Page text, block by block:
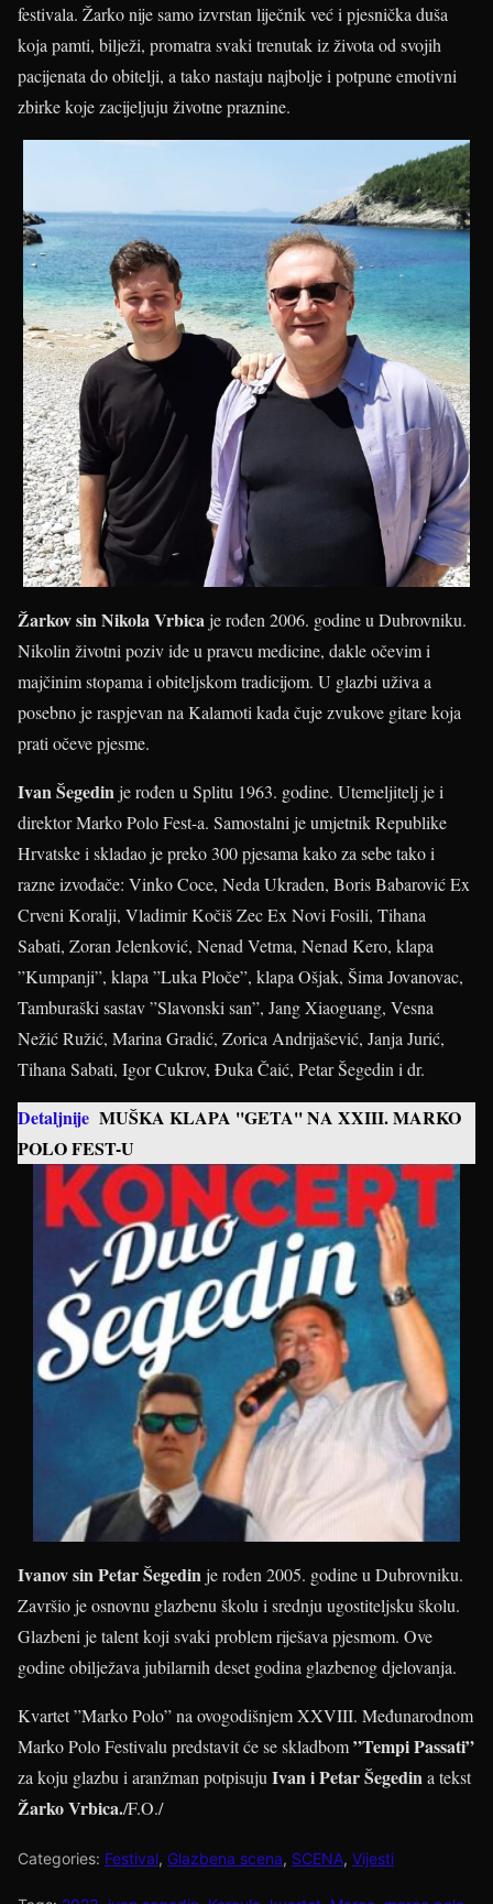
festivala. Žarko nije samo izvrstan liječnik već i pjesnička duša
koja pamti, bilježi, promatra svaki trenutak iz života od svojih
pacijenata do obitelji, a tako nastaju najbolje i potpune emotivni
zbirke koje zacijeljuju životne praznine.
Žarkov sin Nikola Vrbicaje rođen 2006. godine u Dubrovniku.
Nikolin životni poziv ide u pravcu medicine, dakle očevim i
majčinim stopama i obiteljskom tradicijom. U glazbi uživa a
posebno je raspjevan na Kalamoti kada čuje zvukove gitare koja
prati očeve pjesme.
Ivan Šegedinje rođen u Splitu 1963. godine. Utemeljitelj je i
direktor Marko Polo Fest-a. Samostalni je umjetnik Republike
Hrvatske i skladao je preko 300 pjesama kako za sebe tako i
razne izvođače: Vinko Coce, Neda Ukraden, Boris Babarović Ex
Crveni Koralji, Vladimir Kočiš Zec Ex Novi Fosili, Tihana
Sabati, Zoran Jelenković, Nenad Vetma, Nenad Kero, klapa
”Kumpanji”, klapa ”Luka Ploče”, klapa Ošjak, Šima Jovanovac,
Tamburaški sastav ”Slavonski san”, Jang Xiaoguang, Vesna
Nežić Ružić, Marina Gradić, Zorica Andrijašević, Janja Jurić,
Tihana Sabati, Igor Cukrov, Đuka Čaić, Petar Šegedin i dr.
Detaljnije MUŠKA KLAPA ''GETA'' NA XXIII. MARKO
POLO FEST-U
Ivanov sin Petar Šegedinje rođen 2005. godine u Dubrovniku.
Završio je osnovnu glazbenu školu i srednju ugostiteljsku školu.
Glazbeni je talent koji svaki problem riješava pjesmom. Ove
godine obilježava jubilarnih deset godina glazbenog djelovanja.
Kvartet ”Marko Polo” na ovogodišnjem XXVIII. Međunarodnom
Marko Polo Festivalu predstavit će se skladbom”Tempi Passati”
za koju glazbu i aranžman potpisuju Ivan i Petar Šegedina tekst
Žarko Vrbica./F.O./
Categories: Festival, Glazbena scena, SCENA, Vijesti